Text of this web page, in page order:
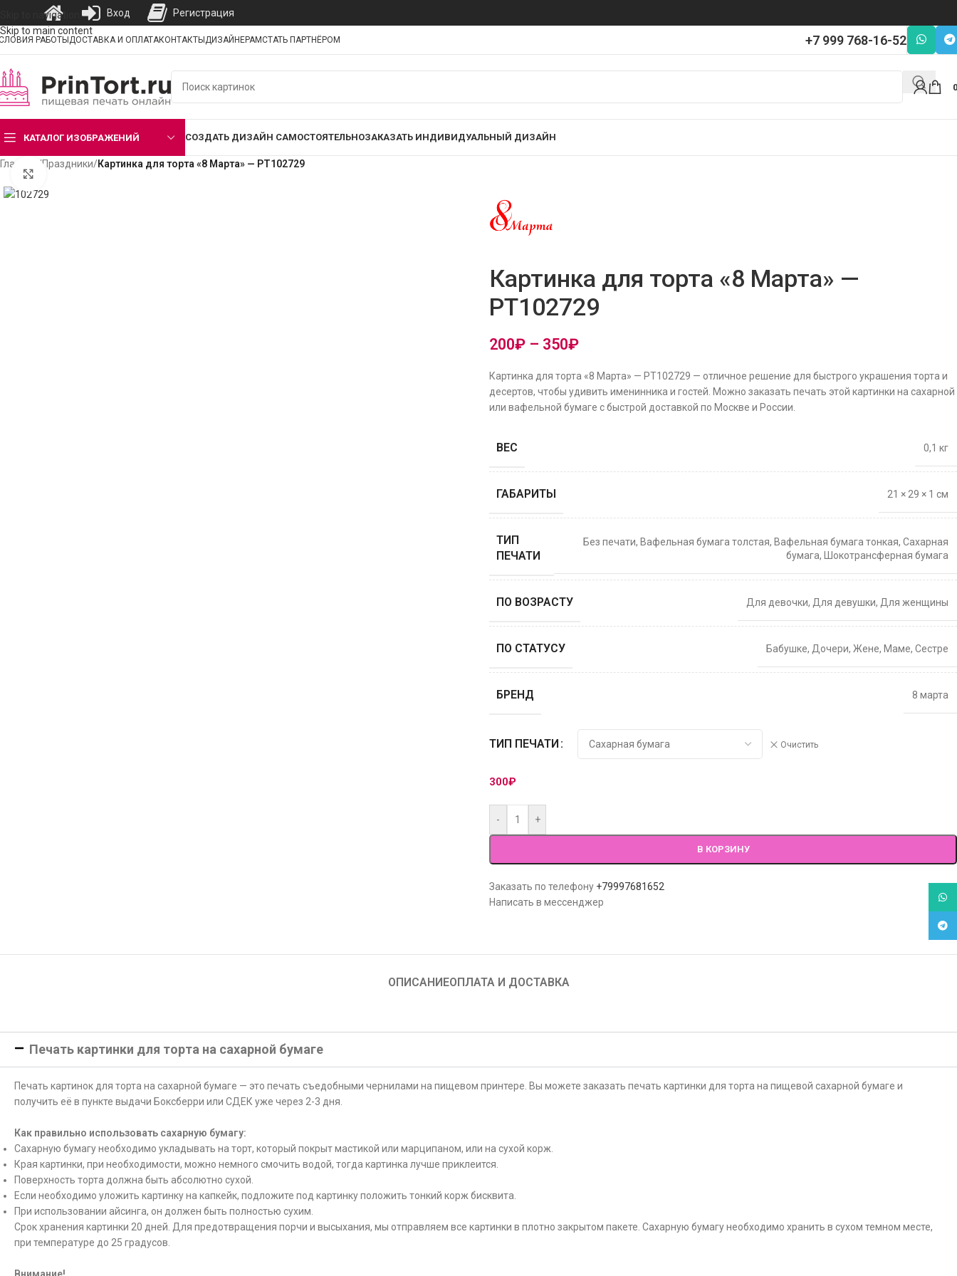
Skip to navigation
Skip to main content
РАБОТЫ ДОСТАВКА И ОПЛАТАКОНТАКТЫ ДИЗАЙНЕРАМСТАТЬ ПАРТНЁРОМ +7 999 768-16-52
0
КАТАЛОГ ИЗОБРАЖЕНИЙ СОЗДАТЬ ДИЗАЙН САМОСТОЯТЕЛЬНОЗАКАЗАТЬ ИНДИВИДУАЛЬНЫЙ ДИЗАЙН
Главная /Праздники/Картинка для торта «8 Марта» — PT102729
Картинка для торта «8 Марта» —
PT102729
200₽ – 350₽
Картинка для торта «8 Марта» — PT102729 — отличное решение для быстрого украшения торта и
десертов, чтобы удивить именинника и гостей. Можно заказать печать этой картинки на сахарной
или вафельной бумаге с быстрой доставкой по Москве и России.
ВЕС 0,1 кг
ГАБАРИТЫ 21 × 29 × 1 см
ТИП
ПЕЧАТИ
Без печати, Вафельная бумага толстая, Вафельная бумага тонкая, Сахарная
бумага, Шокотрансферная бумага
ПО ВОЗРАСТУ Для девочки, Для девушки, Для женщины
ПО СТАТУСУ Бабушке, Дочери, Жене, Маме, Сестре
БРЕНД 8 марта
ТИП ПЕЧАТИ Очистить
300₽
- +
В КОРЗИНУ
Заказать по телефону +79997681652
Написать в мессенджер
ОПИСАНИЕОПЛАТА И ДОСТАВКА
Печать картинки для торта на сахарной бумаге
Печать картинок для торта на сахарной бумаге — это печать съедобными чернилами на пищевом принтере. Вы можете заказать печать картинки для торта на пищевой сахарной бумаге и
получить её в пункте выдачи Боксберри или СДЕК уже через 2-3 дня.
Как правильно использовать сахарную бумагу:
Сахарную бумагу необходимо укладывать на торт, который покрыт мастикой или марципаном, или на сухой корж.
Края картинки, при необходимости, можно немного смочить водой, тогда картинка лучше приклеится.
Поверхность торта должна быть абсолютно сухой.
Если необходимо уложить картинку на капкейк, подложите под картинку положить тонкий корж бисквита.
При использовании айсинга, он должен быть полностью сухим.
Срок хранения картинки 20 дней. Для предотвращения порчи и высыхания, мы отправляем все картинки в плотно закрытом пакете. Сахарную бумагу необходимо хранить в сухом темном месте,
при температуре до 25 градусов.
Вход Регистрация